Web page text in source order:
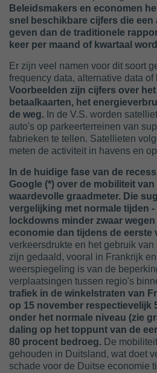
Beleidsmakers en economen
snel beschikbare cijfers die een
geven dan de traditionele
keer per maand of kwartaal
Er zijn veel namen voor dit soort
frequency data, alternative data of
Voorbeelden zijn cijfers over
betaalkaarten, het
de weg. In de V.S. worden
auto's op parkeerterreinen van
fabrieken te tellen. Satellieten
meten de activiteit in havens en
In de huidige fase van de
Google (*) over de mobiliteit van
waardevolle graadmeter. Die
vergelijking met normale tijden
lockdowns minder zwaar
economie dan tijdens de eerste
verkeersdrukte en het gebruik
zijn gedaald, vooral in Frankrijk
weerspiegeling is van de
verplaatsingen tussen regio's
trafiek in de winkelstraten van
op 15 november respectievelijk
onder het normale niveau (zie
daling op het toppunt van de
80 procent bedroeg. De
gehouden in Duitsland, wat doet
schade voor de Duitse economie